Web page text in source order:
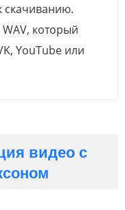
скачиванию.
который
YouTube или
видео с